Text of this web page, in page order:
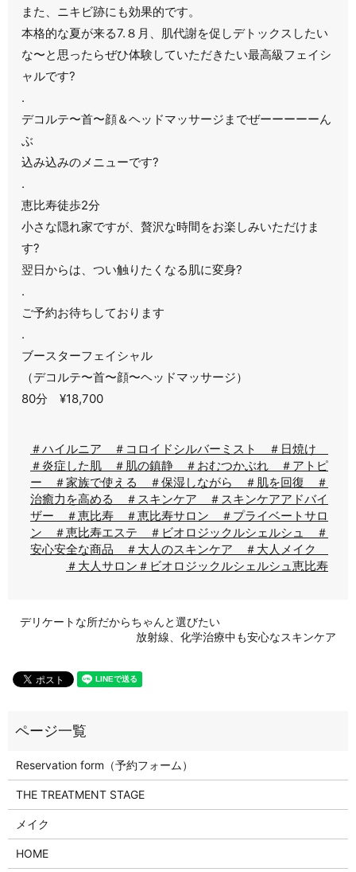
また、ニキビ跡にも効果的です。
本格的な夏が来る7.８月、肌代謝を促しデトックスしたい
な〜と思ったらぜひ体験していただきたい最高級フェイシ
ャルです?
.
デコルテ〜首〜顔＆ヘッドマッサージまでぜーーーーーん
ぶ
込み込みのメニューです?
.
恵比寿徒歩2分
小さな隠れ家ですが、贅沢な時間をお楽しみいただけま
す?
翌日からは、つい触りたくなる肌に変身?
.
ご予約お待ちしております
.
ブースターフェイシャル
（デコルテ〜首〜顔〜ヘッドマッサージ）
80分 ¥18,700
＃ハイルニア ＃コロイドシルバーミスト ＃日焼け
＃炎症した肌 ＃肌の鎮静 ＃おむつかぶれ ＃アトピ
ー ＃家族で使える ＃保湿しながら ＃肌を回復 ＃
治癒力を高める ＃スキンケア ＃スキンケアアドバイ
ザー ＃恵比寿 ＃恵比寿サロン ＃プライベートサロ
ン ＃恵比寿エステ ＃ビオロジックルシェルシュ ＃
安心安全な商品 ＃大人のスキンケア ＃大人メイク
＃大人サロン ＃ビオロジックルシェルシュ恵比寿
デリケートな所だからちゃんと選びたい
放射線、化学治療中も安心なスキンケア
Reservation form（予約フォーム）
THE TREATMENT STAGE
メイク
HOME